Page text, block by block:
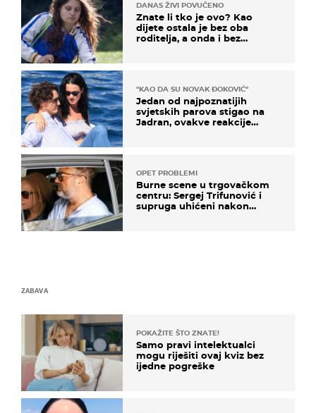
DANAS ŽIVI POVUČENO
Znate li tko je ovo? Kao
dijete ostala je bez oba
roditelja, a onda i bez
"KAO DA SU NOVAK ĐOKOVIĆ"
Jedan od najpoznatijih
svjetskih parova stigao na
Jadran, ovakve reakcije
OPET PROBLEMI
Burne scene u trgovačkom
centru: Sergej Trifunović i
supruga uhićeni nakon
ZABAVA
POKAŽITE ŠTO ZNATE!
Samo pravi intelektualci
mogu riješiti ovaj kviz bez
ijedne pogreške